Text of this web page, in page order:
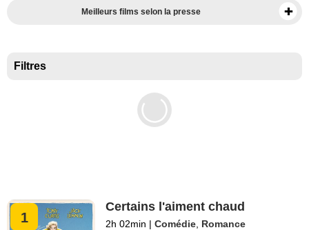
Meilleurs films selon la presse
Filtres
1
Certains l'aiment chaud
2h 02min | Comédie Romance